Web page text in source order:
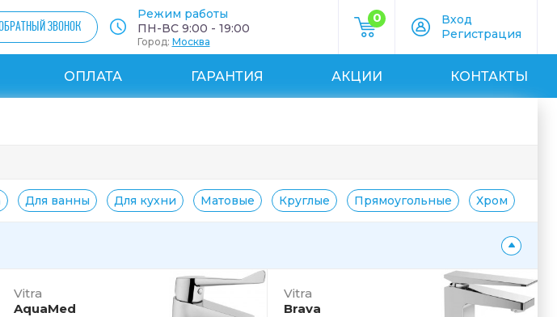
ЗВОНОК
Режим работы
ПН-ВС 9:00 - 19:00
Город: Москва
0
Вход
Регистрация
ОПЛАТА ГАРАНТИЯ АКЦИИ КОНТАКТЫ
Для ванны Для кухни Матовые Круглые Прямоугольные Хром
Vitra
AquaMed
Vitra
Brava